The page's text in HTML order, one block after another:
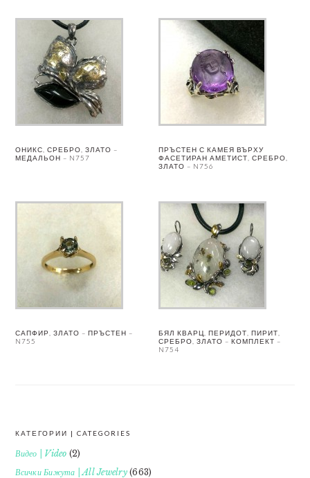
ОНИКС, СРЕБРО, ЗЛАТО –
МЕДАЛЬОН – N757
ПРЪСТЕН С КАМЕЯ ВЪРХУ
ФАСЕТИРАН АМЕТИСТ, СРЕБРО,
ЗЛАТО – N756
САПФИР, ЗЛАТО – ПРЪСТЕН –
N755
БЯЛ КВАРЦ, ПЕРИДОТ, ПИРИТ,
СРЕБРО, ЗЛАТО – КОМПЛЕКТ –
N754
FOOTER
КАТЕГОРИИ | CATEGORIES
Видео | Video (2)
Всички Бижута | All Jewelry(663)